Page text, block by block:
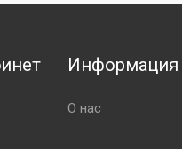
Информация
О нас